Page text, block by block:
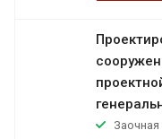
Заочная